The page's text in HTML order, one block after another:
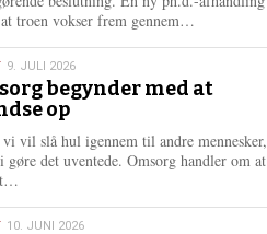
troen vokser frem gennem…
e
e
9. JULI 2026
begynder med at
op
vil slå hul igennem til andre mennesker,
gøre det uventede. Omsorg handler om at
s
10. JUNI 2026